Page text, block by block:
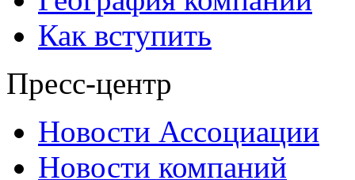
Как вступить
Пресс-центр
Новости Ассоциации
Новости компаний